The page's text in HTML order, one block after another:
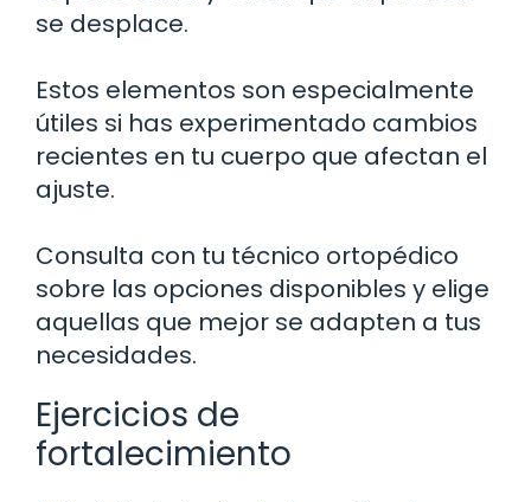
se desplace.
Estos elementos son especialmente
útiles si has experimentado cambios
recientes en tu cuerpo que afectan el
ajuste.
Consulta con tu técnico ortopédico
sobre las opciones disponibles y elige
aquellas que mejor se adapten a tus
necesidades.
Ejercicios de
fortalecimiento